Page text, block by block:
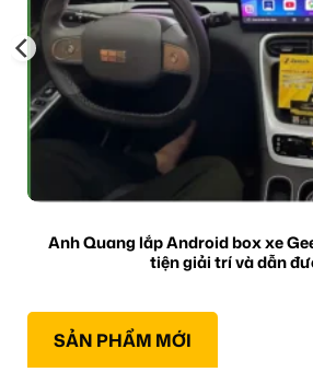
Anh Quang lắp Android box xe
tiện giải trí và dẫn
SẢN PHẨM MỚI